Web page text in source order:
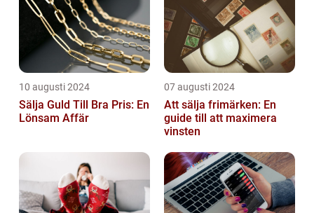
10 augusti 2024
Sälja Guld Till Bra Pris: En
Lönsam Affär
07 augusti 2024
Att sälja frimärken: En
guide till att maximera
vinsten